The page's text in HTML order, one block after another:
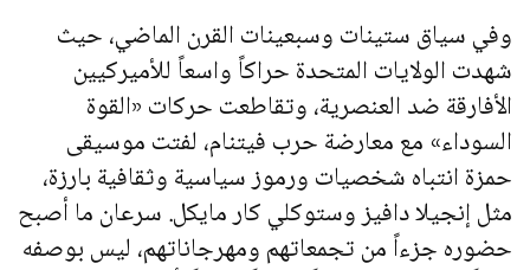
وفي سياق ستينات وسبعينات القرن الماضي، حيث
شهدت الولايات المتحدة حراكاً واسعاً للأميركيين
الأفارقة ضد العنصرية، وتقاطعت حركات «القوة
السوداء» مع معارضة حرب فيتنام، لفتت موسيقى
حمزة انتباه شخصيات ورموز سياسية وثقافية بارزة،
مثل إنجيلا دافيز وستوكلي كار مايكل. سرعان ما أصبح
حضوره جزءاً من تجمعاتهم ومهرجاناتهم، ليس بوصفه